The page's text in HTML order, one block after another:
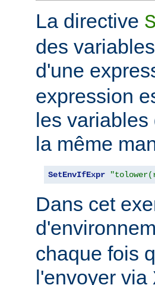
La directive
des
d'une
expression
les
la même
SetEnvIfExpr
Dans cet
chaque fois
l'envoyer via